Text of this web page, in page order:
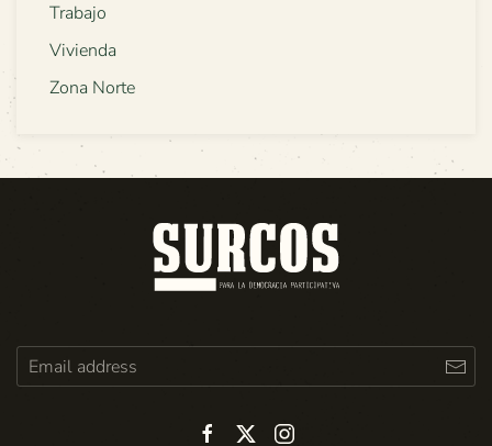
Trabajo
Vivienda
Zona Norte